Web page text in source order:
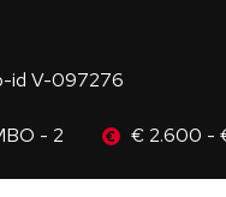
id V-097276
- 2 € 2.600 -